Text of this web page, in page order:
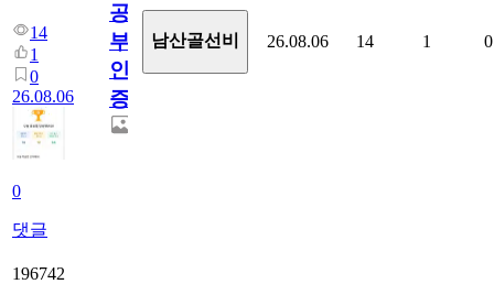
14
1
0
26.08.06
0
댓글
공
부
인
증
남산골선비 26.08.06 14 1 0
196742